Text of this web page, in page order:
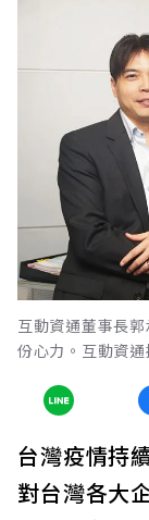
互動資通董事長
份心力。互動資通
台灣疫情持
對台灣各大